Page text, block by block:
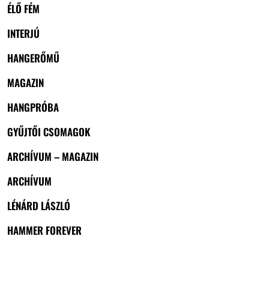
ÉLŐ FÉM
INTERJÚ
HANGERŐMŰ
MAGAZIN
HANGPRÓBA
GYŰJTŐI CSOMAGOK
ARCHÍVUM – MAGAZIN
ARCHÍVUM
LÉNÁRD LÁSZLÓ
HAMMER FOREVER